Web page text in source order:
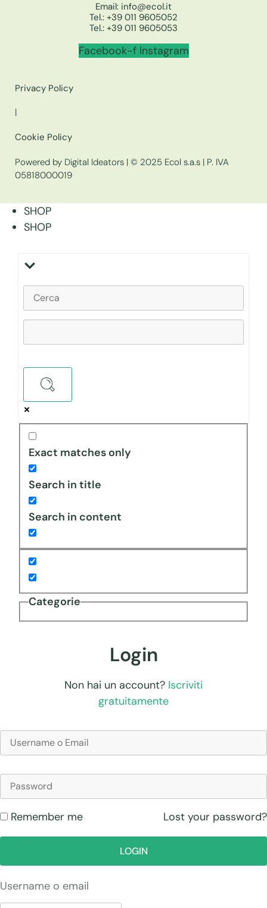
Email: info@ecol.it
Tel.: +39 011 9605052
Tel.: +39 011 9605053
Facebook-f Instagram
Privacy Policy
|
Cookie Policy
Powered by Digital Ideators | © 2025 Ecol s.a.s | P. IVA
05818000019
SHOP
SHOP
Exact matches only
Search in title
Search in content
Categorie
Login
Non hai un account? Iscriviti
gratuitamente
Remember me
LOGIN
Lost your password?
Username o email